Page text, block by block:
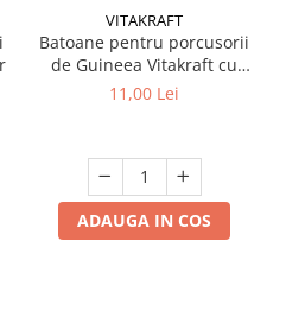
VITAKRAFT
Batoane pentru porcusorii
de Guineea Vitakraft cu
struguri & nuci 2 buc
11,00 Lei
ADAUGA IN COS